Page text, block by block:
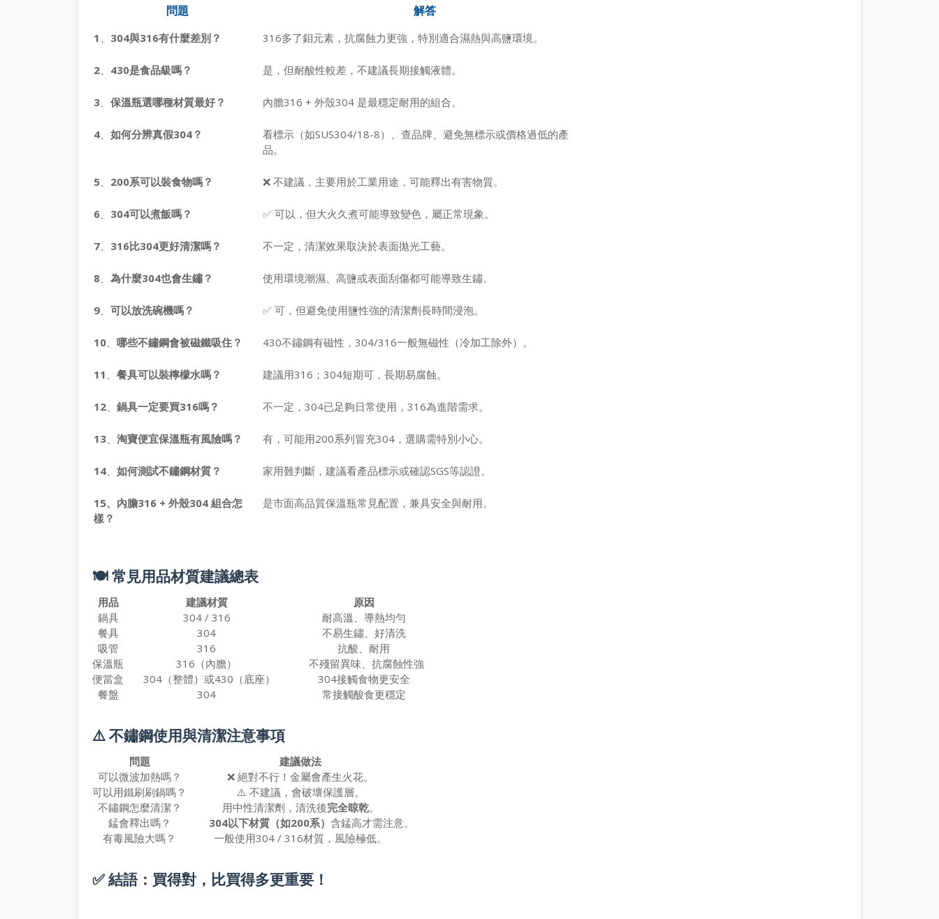
問題 解答
1 、 304與316有什麼差別？ 316多了鉬元素，抗腐蝕力更強，特別適合濕熱與高鹽環境。
2、 430是食品級嗎？ 是，但耐酸性較差，不建議長期接觸液體。
3、 保溫瓶選哪種材質最好？ 內膽316 + 外殼304 是最穩定耐用的組合。
4、 如何分辨真假304？
看標示（如SUS304/18-8）、查品牌、避免無標示或價格過低的產
品。
5、 200系可以裝食物嗎？ ❌ 不建議，主要用於工業用途，可能釋出有害物質。
6、 304可以煮飯嗎？ ✅ 可以，但大火久煮可能導致變色，屬正常現象。
7、 316比304更好清潔嗎？ 不一定，清潔效果取決於表面拋光工藝。
8、 為什麼304也會生鏽？ 使用環境潮濕、高鹽或表面刮傷都可能導致生鏽。
9、 可以放洗碗機嗎？ ✅ 可，但避免使用鹽性強的清潔劑長時間浸泡。
10、 哪些不鏽鋼會被磁鐵吸住？ 430不鏽鋼有磁性，304/316一般無磁性（冷加工除外）。
11 、 餐具可以裝檸檬水嗎？ 建議用316；304短期可，長期易腐蝕。
12、 鍋具一定要買316嗎？ 不一定，304已足夠日常使用，316為進階需求。
13、 淘寶便宜保溫瓶有風險嗎？ 有，可能用200系列冒充304，選購需特別小心。
14、 如何測試不鏽鋼材質？ 家用難判斷，建議看產品標示或確認SGS等認證。
15、內膽316 + 外殼304 組合怎
樣？
是市面高品質保溫瓶常見配置，兼具安全與耐用。
🍽 常見用品材質建議總表
用品 建議材質
原因
鍋具
304 / 316
耐高溫、導熱均勻
餐具
304
不易生鏽、好清洗
吸管
316
抗酸、耐用
保溫瓶
316（內膽）
不殘留異味、抗腐蝕性強
便當盒 304（整體）或430（底座）
304接觸食物更安全
餐盤
304 常接觸酸食更穩定
⚠️ 不鏽鋼使用與清潔注意事項
問題
建議做法
可以微波加熱嗎？
❌ 絕對不行！金屬會產生火花。
可以用鐵刷刷鍋嗎？
⚠️ 不建議，會破壞保護層。
不鏽鋼怎麼清潔？
用中性清潔劑，清洗後完全晾乾。
錳會釋出嗎？
304以下材質（如200系） 含錳高才需注意。
有毒風險大嗎？
一般使用304 / 316材質，風險極低。
✅ 結語：買得對，比買得多更重要！